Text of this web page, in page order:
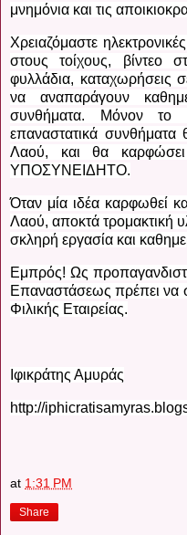
μνημόνια και τις
Χρειαζόμαστε
στους τοίχους, βίντεο
φυλλάδια, καταχωρήσεις
να αναπαράγουν
συνθήματα. Μόνον το
επαναστατικά συνθήματα
Λαού, και θα καρφώσει
ΥΠΟΣΥΝΕΙΔΗΤΟ.
Όταν μία ιδέα καρφωθεί
Λαού, αποκτά τρομακτική
σκληρή εργασία και
Εμπρός! Ως
Επαναστάσεως πρέπει να
Φιλικής Εταιρείας.
Ιφικράτης Αμυράς
http://
at 1:31 PM
Share